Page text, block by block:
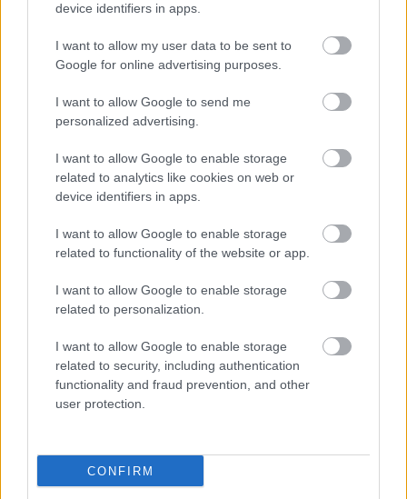
device identifiers in apps.
I want to allow my user data to be sent to
Google for online advertising purposes.
I want to allow Google to send me
personalized advertising.
I want to allow Google to enable storage
related to analytics like cookies on web or
device identifiers in apps.
I want to allow Google to enable storage
related to functionality of the website or app.
I want to allow Google to enable storage
related to personalization.
I want to allow Google to enable storage
related to security, including authentication
functionality and fraud prevention, and other
user protection.
CONFIRM
Kapcsolódó hírek
PODCAST
DEVIL'S WORLD E2 - A
SZEMMEL